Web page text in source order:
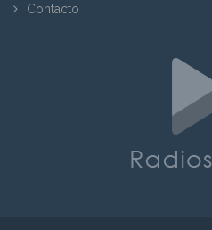
Contacto